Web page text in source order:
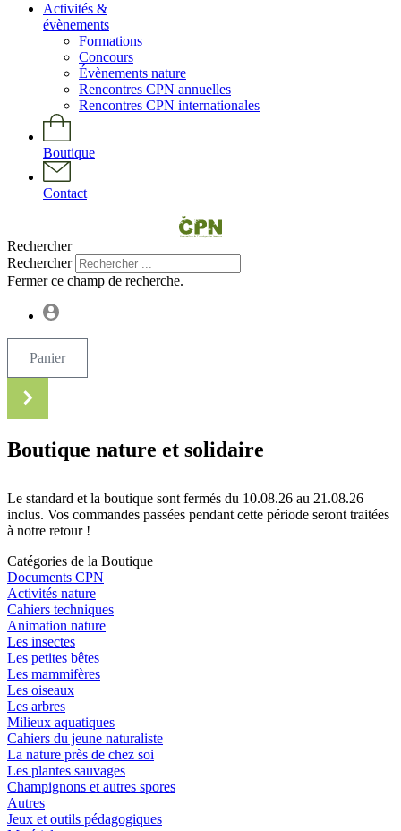
Activités &
évènements
Formations
Concours
Évènements nature
Rencontres CPN annuelles
Rencontres CPN internationales
Boutique
Contact
Rechercher
Rechercher
Fermer ce champ de recherche.
Panier
Boutique nature et solidaire
Le standard et la boutique sont fermés du 10.08.26 au 21.08.26
inclus. Vos commandes passées pendant cette période seront traitées
à notre retour !
Catégories de la Boutique
Documents CPN
Activités nature
Cahiers techniques
Animation nature
Les insectes
Les petites bêtes
Les mammifères
Les oiseaux
Les arbres
Milieux aquatiques
Cahiers du jeune naturaliste
La nature près de chez soi
Les plantes sauvages
Champignons et autres spores
Autres
Jeux et outils pédagogiques